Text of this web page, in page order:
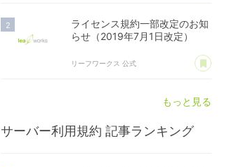
ライセンス規約一部改定のお知
らせ（2019年7月1日改定）
リーフワークス 公式 あ
もっと見る
サーバー利用規約 記事ランキング